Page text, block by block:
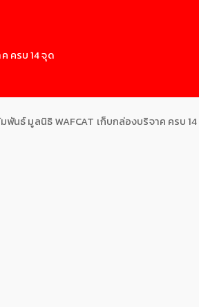
ครบ 14 จุด